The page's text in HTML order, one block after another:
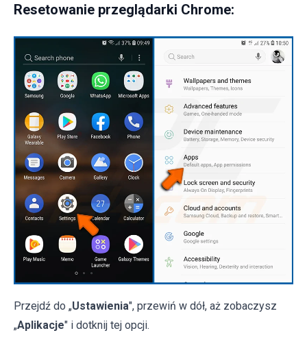
Resetowanie przeglądarki Chrome:
Przejdź do „Ustawienia", przewiń w dół, aż zobaczysz
„Aplikacje" i dotknij tej opcji.